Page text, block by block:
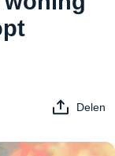
Delen